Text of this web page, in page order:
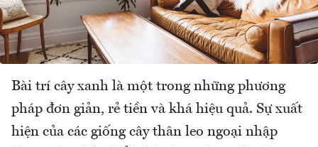
Bài trí cây xanh là một trong những phương
pháp đơn giản, rẻ tiền và khá hiệu quả. Sự xuất
hiện của các giống cây thân leo ngoại nhập